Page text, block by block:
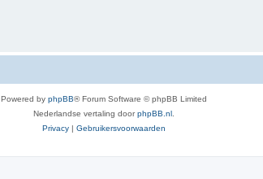
Powered by phpBB® Forum Software © phpBB Limited
Nederlandse vertaling doorphpBB.nl
Privacy | Gebruikersvoorwaarden